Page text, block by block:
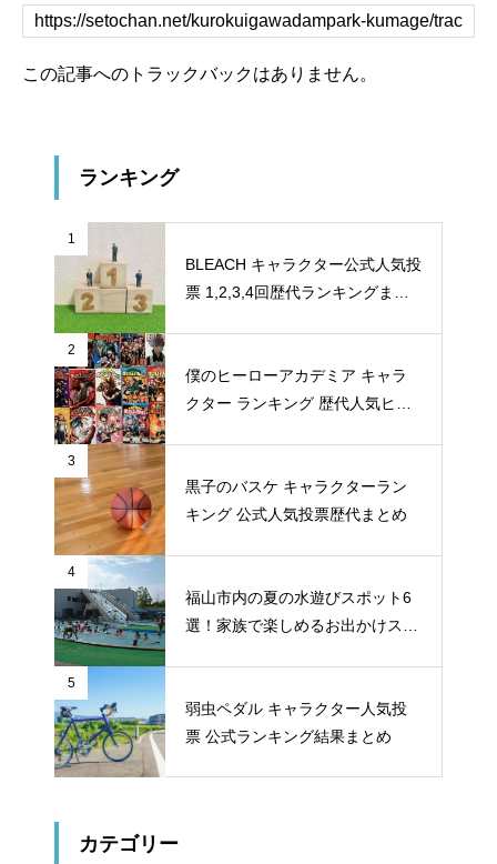
この記事へのトラックバックはありません。
ランキング
1
BLEACH キャラクター公式人気投
票 1,2,3,4回歴代ランキングまと
2
僕のヒーローアカデミア キャラ
クター ランキング 歴代人気ヒー
3
黒子のバスケ キャラクターラン
キング 公式人気投票歴代まとめ
4
福山市内の夏の水遊びスポット6
選！家族で楽しめるお出かけスポ
5
弱虫ペダル キャラクター人気投
票 公式ランキング結果まとめ
カテゴリー